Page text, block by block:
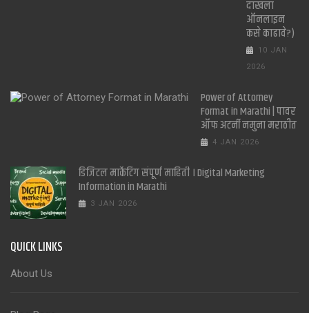
दाखला
ऑनलाइन
कसे काढावे?)
10 JAN
2026
Power of Attorney
Format in Marathi | पावर
ऑफ अटर्नी नमुना मराठीत
4 JAN 2026
डिजिटल मार्केटिंग संपूर्ण माहिती । Digital Marketing
Information in Marathi
3 JAN 2026
QUICK LINKS
About Us